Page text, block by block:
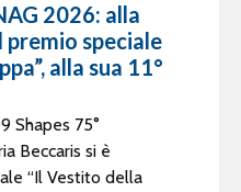
2026: alla
speciale
alla sua 11°
Shapes 75°
Beccaris si è
“Il Vestito della